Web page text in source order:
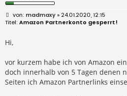
B
e
i
r
a
madmaxy» 24.01.2020, 12:15
Amazon Partnerkonto gesperrt!
Hi,
vor kurzem habe ich von Amazon
doch innerhalb von 5 Tagen denen
Seiten ich Amazon Partnerlinks